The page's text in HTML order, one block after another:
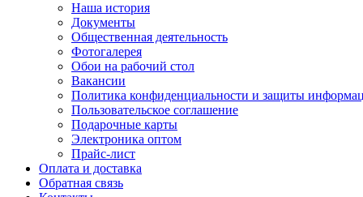
Наша история
Документы
Общественная деятельность
Фотогалерея
Обои на рабочий стол
Вакансии
Политика конфиденциальности и защиты
Пользовательскоe соглашение
Подарочные карты
Электроника оптом
Прайс-лист
Оплата и доставка
Обратная связь